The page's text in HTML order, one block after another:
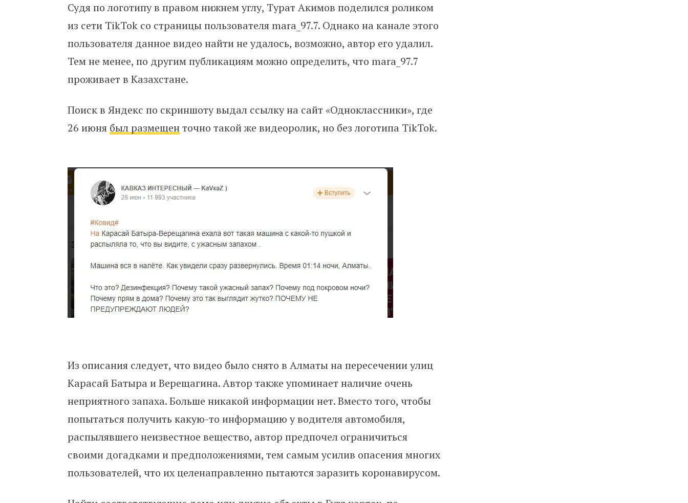
Судя по логотипу в правом нижнем углу, Турат Акимов поделился роликом
из сети TikTok со страницы пользователя mara_97.7. Однако на канале этого
пользователя данное видео найти не удалось, возможно, автор его удалил.
Тем не менее, по другим публикациям можно определить, что mara_97.7
проживает в Казахстане.
Поиск в Яндекс по скриншоту выдал ссылку на сайт «Одноклассники», где
26 июня был размещенточно такой же видеоролик, но без логотипа TikTok.
Из описания следует, что видео было снято в Алматы на пересечении улиц
Карасай Батыра и Верещагина. Автор также упоминает наличие очень
неприятного запаха. Больше никакой информации нет. Вместо того, чтобы
попытаться получить какую-то информацию у водителя автомобиля,
распылявшего неизвестное вещество, автор предпочел ограничиться
своими догадками и предположениями, тем самым усилив опасения многих
пользователей, что их целенаправленно пытаются заразить коронавирусом.